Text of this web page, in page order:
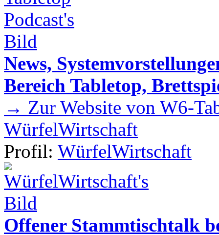
News,
Bereich Tabletop,
→ Zur Website von W6-
WürfelWirtschaft
Profil: WürfelWirtschaft
Offener Stammtischtalk